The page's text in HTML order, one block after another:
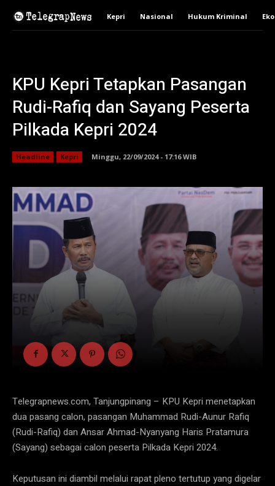
Kepri Nasional Hukum Kriminal
KPU Kepri Tetapkan Pasangan
Rudi-Rafiq dan Sayang Peserta
Pilkada Kepri 2024
Headline Kepri Minggu, 22/09/2024 - 17:16 WIB
Telegrapnews.com, Tanjungpinang – KPU Kepri menetapkan
dua pasang calon, pasangan Muhammad Rudi-Aunur Rafiq
(Rudi-Rafiq) dan Ansar Ahmad-Nyanyang Haris Pratamura
(Sayang) sebagai calon peserta Pilkada Kepri 2024.
Keputusan ini diambil melalui rapat pleno tertutup yang digelar